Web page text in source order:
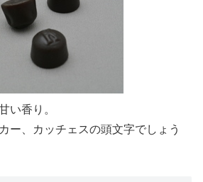
い香り。
ー、カッチェスの頭文字でしょう